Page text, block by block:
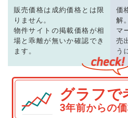
販売価格は成約価格とは限
りません。
物件サイトの掲載価格が相
場と乖離が無いか確認でき
ます。
価
解。
マ
売
う
グラフで
3年前からの